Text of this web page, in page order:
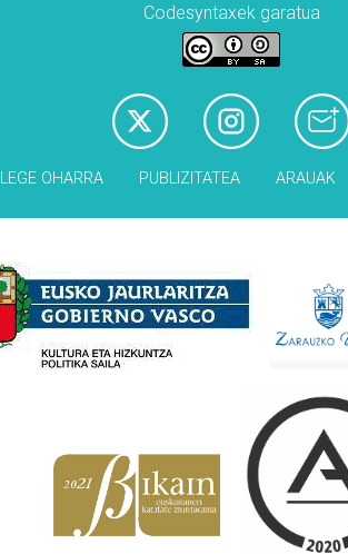
Codesyntaxek garatua
LEGE OHARRA PUBLIZITATEA ARAUAK